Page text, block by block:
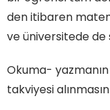
den itibaren
ve üniversitede de
Okuma-
takviyesi